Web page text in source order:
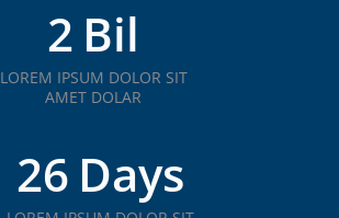
2 Bil
LOREM IPSUM DOLOR SIT
AMET DOLAR
26 Days